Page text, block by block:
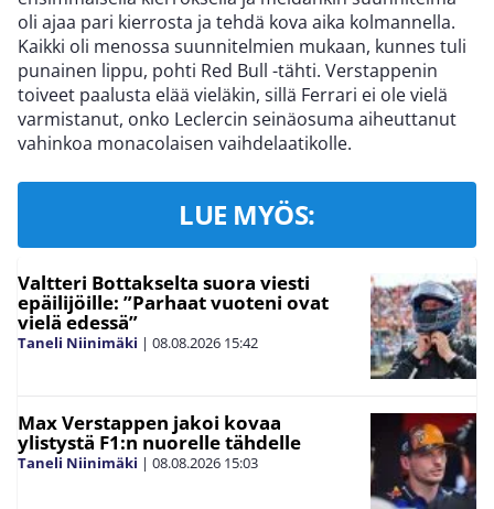
oli ajaa pari kierrosta ja tehdä kova aika kolmannella.
Kaikki oli menossa suunnitelmien mukaan, kunnes tuli
punainen lippu, pohti Red Bull -tähti. Verstappenin
toiveet paalusta elää vieläkin, sillä Ferrari ei ole vielä
varmistanut, onko Leclercin seinäosuma aiheuttanut
vahinkoa monacolaisen vaihdelaatikolle.
LUE MYÖS:
Valtteri Bottakselta suora viesti
epäilijöille: ”Parhaat vuoteni ovat
vielä edessä”
Taneli Niinimäki | 08.08.2026 15:42
Max Verstappen jakoi kovaa
ylistystä F1:n nuorelle tähdelle
Taneli Niinimäki | 08.08.2026 15:03